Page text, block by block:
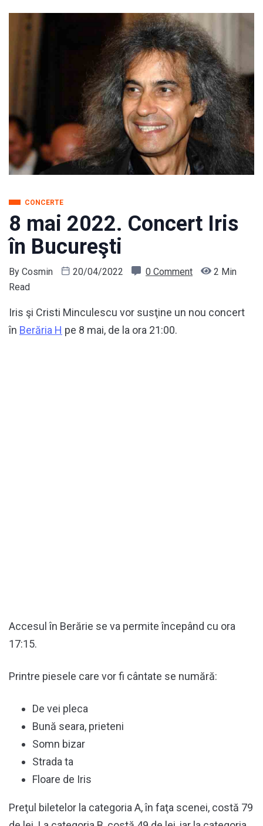
CONCERTE
8 mai 2022. Concert Iris
în Bucureşti
By Cosmin 20/04/2022 0 Comment
2 Min
Read
Iris şi Cristi Minculescu vor susţine un nou concert
în Berăria H pe 8 mai, de la ora 21:00.
Accesul în Berărie se va permite începând cu ora
17:15.
Printre piesele care vor fi cântate se numără:
De vei pleca
Bună seara, prieteni
Somn bizar
Strada ta
Floare de Iris
Preţul biletelor la categoria A, în faţa scenei, costă 79